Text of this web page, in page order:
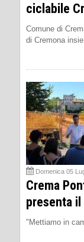
ciclabile
Comune di
di Cremona
Domenica 05
Crema
presenta il
"Mettiamo in